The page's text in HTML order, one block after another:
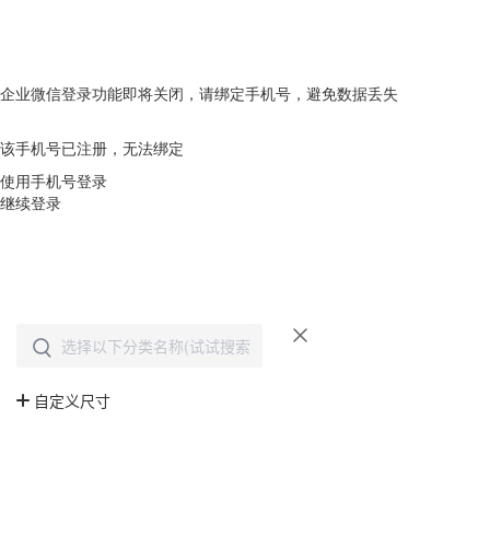
企业微信登录功能即将关闭，请绑定手机号，避免数据丢失
该手机号已注册，无法绑定
使用手机号登录
继续登录